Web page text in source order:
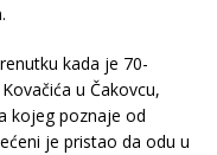
kada je 70-
u Čakovcu,
kojeg poznaje od
je pristao da odu u